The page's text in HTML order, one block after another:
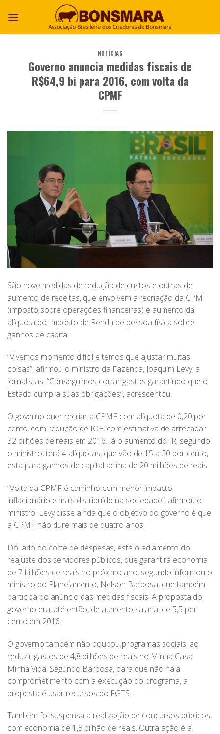
NOTÍCIAS
Governo anuncia medidas fiscais de
R$64,9 bi para 2016, com volta da
CPMF
São nove medidas de redução de custos e outras de
aumento de receitas, que envolvem a recriação da CPMF
(imposto sobre operações financeiras) e aumento da
alíquota do Imposto de Renda de pessoa física sobre
ganhos de capital.
“Vivemos momento difícil e temos que ajustar muitas
coisas”, afirmou o ministro da Fazenda, Joaquim Levy, a
jornalistas. “Conseguimos cortar gastos garantindo que o
Estado cumpra suas obrigações”, acrescentou.
O governo quer recriar a CPMF com alíquota de 0,20 por
cento, com redução de IOF, com estimativa de arrecadar
32 bilhões de reais em 2016. Já o aumento do IR, segundo
o ministro, terá 4 alíquotas, que vão de 15 a 30 por cento,
esta para ganhos de capital acima de 20 milhões de reais.
“Volta da CPMF é caminho com menor impacto
inflacionário e mais distribuído na sociedade”, afirmou o
ministro. Levy disse ainda que o objetivo do governo é que
a CPMF não dure mais de quatro anos.
Do lado do corte de despesas, está o adiamento do
reajuste dos servidores públicos, que garantirá economia
de 7 bilhões de reais no próximo ano, segundo informou o
ministro do Planejamento, Nelson Barbosa, que também
participa do anúncio das medidas fiscais. A proposta do
governo era, até então, de aumento salarial de 5,5 por
cento em 2016.
O governo também não poupou programas sociais, ao
reduzir gastos de 4,8 bilhões de reais no Minha Casa
Minha Vida. Segundo Barbosa, para que não haja
comprometimento com a execução do programa, a
proposta é usar recursos do FGTS.
Também foi suspensa a realização de concursos públicos,
com economia de 1,5 bilhão de reais. Outra ação é a